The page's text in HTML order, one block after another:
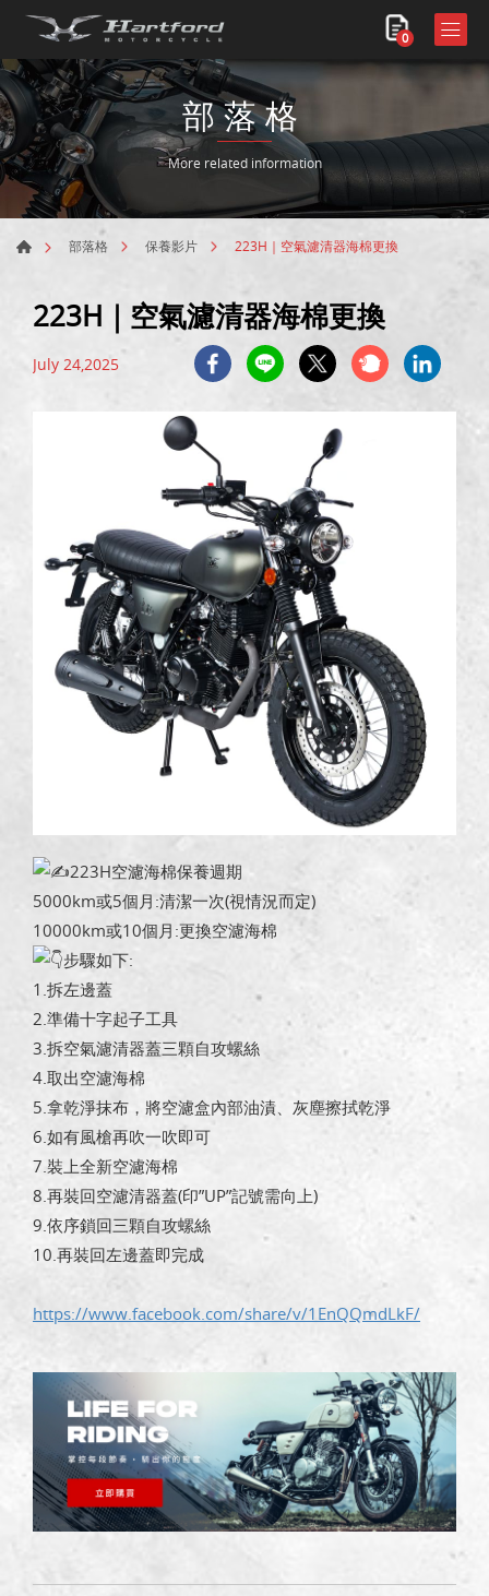
0
部落格
More related information
部落格 保養影片 223H｜空氣濾清器海棉更換
223H｜空氣濾清器海棉更換
July 24,2025
223H空濾海棉保養週期
5000km或5個月:清潔一次(視情況而定)
10000km或10個月:更換空濾海棉
步驟如下:
1.拆左邊蓋
2.準備十字起子工具
3.拆空氣濾清器蓋三顆自攻螺絲
4.取出空濾海棉
5.拿乾淨抹布，將空濾盒內部油漬、灰塵擦拭乾淨
6.如有風槍再吹一吹即可
7.裝上全新空濾海棉
8.再裝回空濾清器蓋(印”UP”記號需向上)
9.依序鎖回三顆自攻螺絲
10.再裝回左邊蓋即完成
https://www.facebook.com/share/v/1EnQQmdLkF/